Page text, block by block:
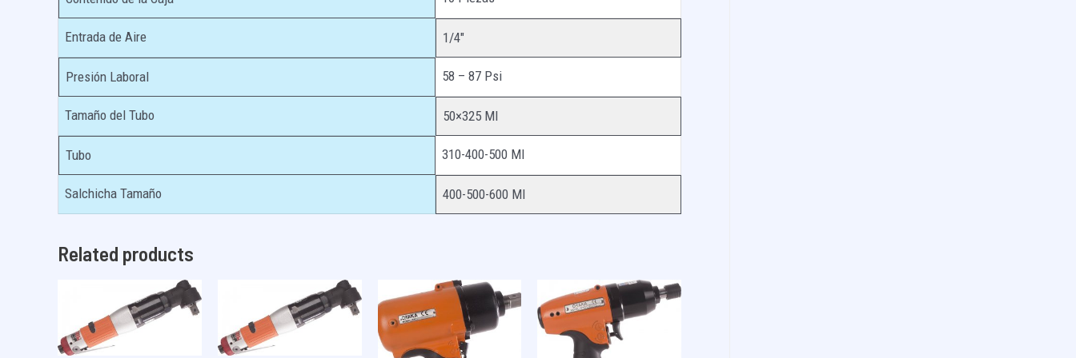
Entrada de Aire 1/4″
Presión Laboral 58 – 87 Psi
Tamaño del Tubo 50×325 Ml
Tubo 310-400-500 Ml
Salchicha Tamaño 400-500-600 Ml
Related products